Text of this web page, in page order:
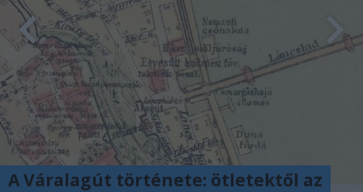
A Váralagút története: ötletektől az